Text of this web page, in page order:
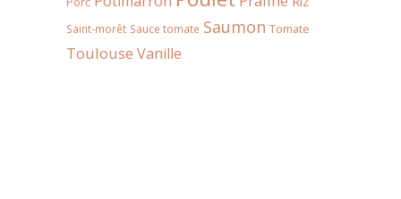
Saint-morêt Sauce tomate Saumon Tomate
Toulouse Vanille